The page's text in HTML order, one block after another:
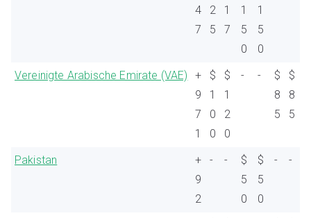
4
7
2
5
1
7
1
5
0
1
5
0
Vereinigte Arabische Emirate (VAE)
+
9
7
1
$
1
0
0
$
1
2
0
- -
$
8
5
$
8
5
Pakistan
+
9
2
- -
$
5
0
$
5
0
- -